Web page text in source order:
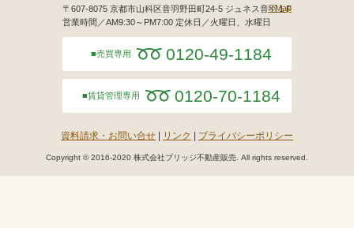
Map
〒607-8075 京都市山科区音羽野田町24-5 ジュネス音羽１F
営業時間／AM9:30～PM7:00 定休日／火曜日、水曜日
売買専用 0120-49-1184
賃貸管理専用 0120-70-1184
資料請求・お問い合せ リンク プライバシーポリシー
Copyright © 2016-2020 株式会社ブリッジ不動産販売. All rights reserved.